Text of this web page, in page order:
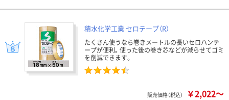
積水化学工業 セロテープ（R）
たくさん使うなら巻きメートルの長いセロハンテ
ープが便利。使った後の巻き芯などが減らせてゴミ
を削減できます。
販売価格（税込） ￥2,022～